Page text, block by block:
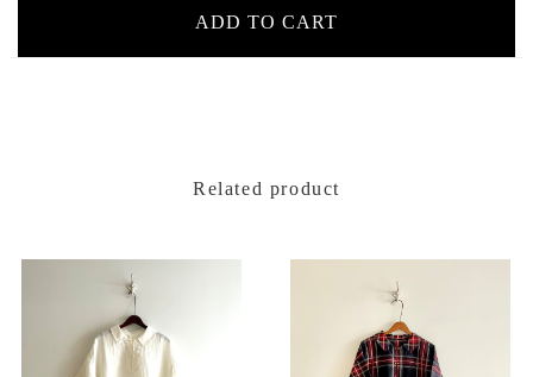
Related product